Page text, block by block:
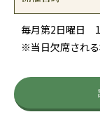
毎月第2日曜日
※当日欠席される